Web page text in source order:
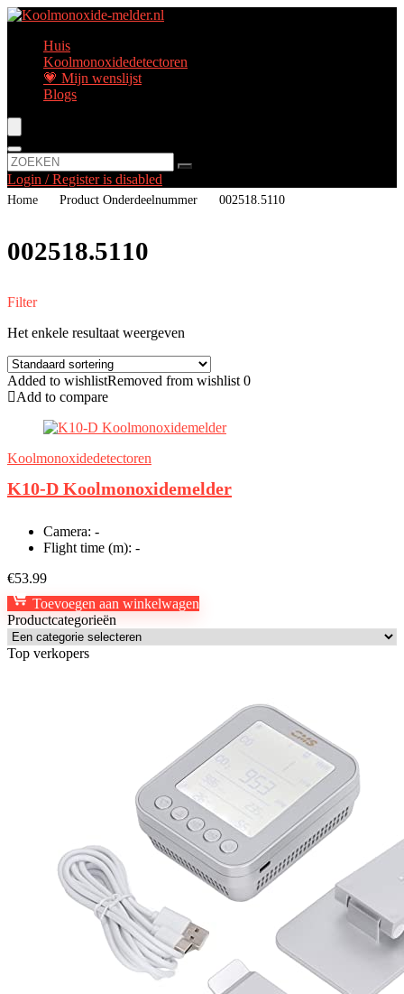
Huis
Koolmonoxidedetectoren
💗 Mijn wenslijst
Blogs
Login / Register is disabled
Home Product Onderdeelnummer ‎002518.5110
‎002518.5110
Filter
Het enkele resultaat weergeven
Added to wishlistRemoved from wishlist 0
Add to compare
Koolmonoxidedetectoren
K10-D Koolmonoxidemelder
Camera: -
Flight time (m): -
€53.99
Toevoegen aan winkelwagen
Productcategorieën
Top verkopers